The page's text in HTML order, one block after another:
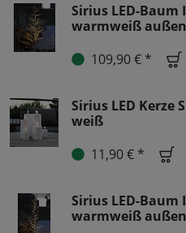
Sirius LED-Baum
warmweiß
109,90 € *
Sirius LED Kerze
weiß
11,90 € *
Sirius LED-Baum
warmweiß